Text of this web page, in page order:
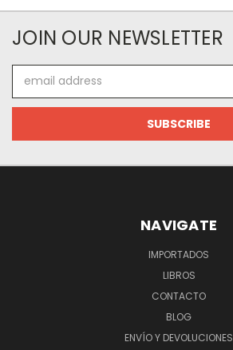
JOIN OUR NEWSLETTER
Address
NAVIGATE
IMPORTADOS
LIBROS
CONTACTO
BLOG
ENVÍO Y DEVOLUCIONES